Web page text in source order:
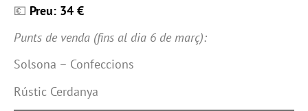
💶 Preu: 34 €
Punts de venda (fins al dia 6 de març):
Solsona – Confeccions
Rústic Cerdanya